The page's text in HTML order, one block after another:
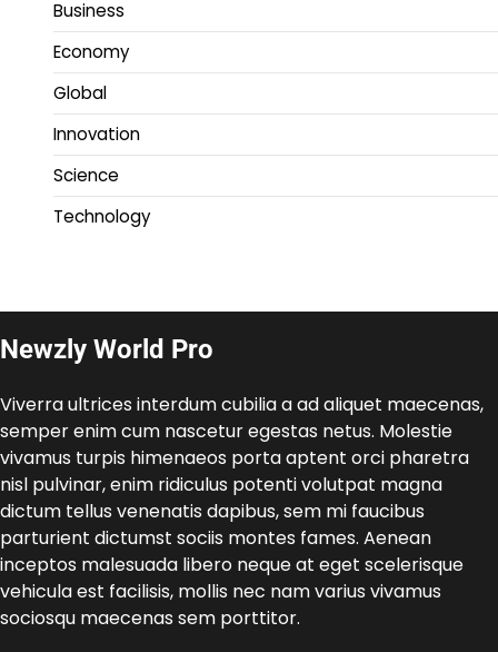
Business
Economy
Global
Innovation
Science
Technology
Newzly World Pro
Viverra ultrices interdum cubilia a ad aliquet maecenas,
semper enim cum nascetur egestas netus. Molestie
vivamus turpis himenaeos porta aptent orci pharetra
nisl pulvinar, enim ridiculus potenti volutpat magna
dictum tellus venenatis dapibus, sem mi faucibus
parturient dictumst sociis montes fames. Aenean
inceptos malesuada libero neque at eget scelerisque
vehicula est facilisis, mollis nec nam varius vivamus
sociosqu maecenas sem porttitor.